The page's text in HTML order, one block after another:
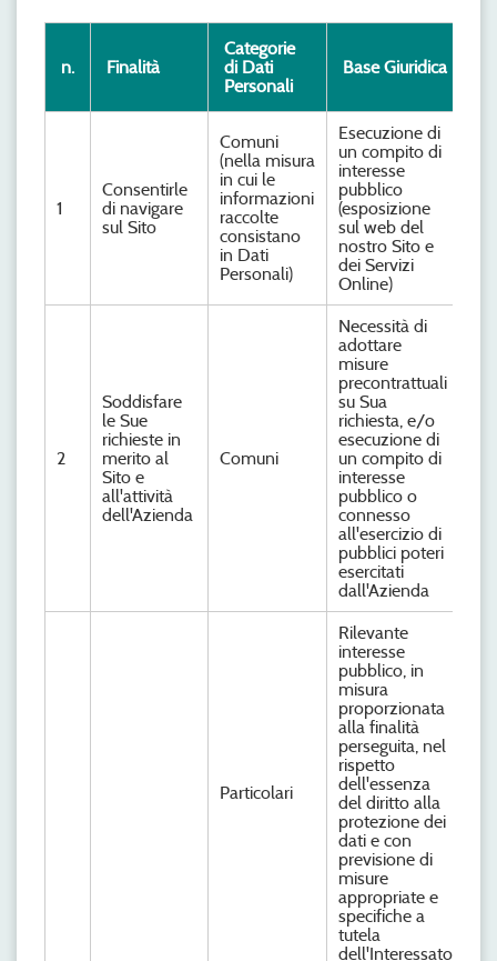
n. Finalità
Categorie
di Dati
Personali
Base Giuridica
1
Consentirle
di navigare
sul Sito
Comuni
(nella misura
in cui le
informazioni
raccolte
consistano
in Dati
Personali)
Esecuzione di
un compito di
interesse
pubblico
(esposizione
sul web del
nostro Sito e
dei Servizi
Online)
2
Soddisfare
le Sue
richieste in
merito al
Sito e
all'attività
dell'Azienda
Comuni
Necessità di
adottare
misure
precontrattuali
su Sua
richiesta, e/o
esecuzione di
un compito di
interesse
pubblico o
connesso
all'esercizio di
pubblici poteri
esercitati
dall'Azienda
Particolari
Rilevante
interesse
pubblico, in
misura
proporzionata
alla finalità
perseguita, nel
rispetto
dell'essenza
del diritto alla
protezione dei
dati e con
previsione di
misure
appropriate e
specifiche a
tutela
dell'Interessato